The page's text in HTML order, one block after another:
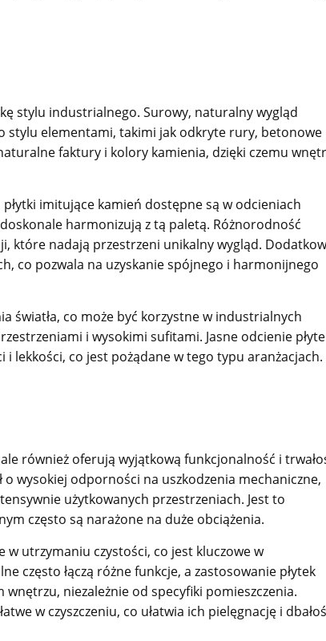
stylu industrialnego. Surowy, naturalny wygląd
stylu elementami, takimi jak odkryte rury, betonowe
faktury i kolory kamienia, dzięki czemu
imitujące kamień dostępne są w odcieniach
harmonizują z tą paletą. Różnorodność
które nadają przestrzeni unikalny wygląd.
co pozwala na uzyskanie spójnego i harmonijnego
światła, co może być korzystne w industrialnych
i wysokimi sufitami. Jasne odcienie
lekkości, co jest pożądane w tego typu aranżacjach.
również oferują wyjątkową funkcjonalność i
wysokiej odporności na uszkodzenia mechaniczne,
użytkowanych przestrzeniach. Jest to
często są narażone na duże obciążenia.
w utrzymaniu czystości, co jest kluczowe w
często łączą różne funkcje, a zastosowanie płytek
niezależnie od specyfiki pomieszczenia.
w czyszczeniu, co ułatwia ich pielęgnację i